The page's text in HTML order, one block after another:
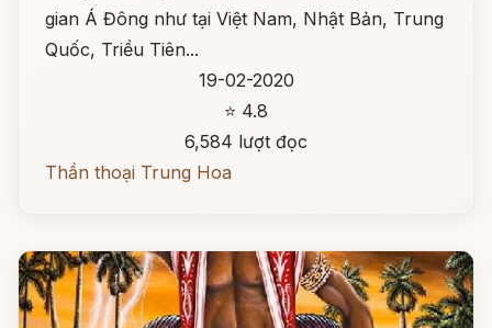
gian Á Đông như tại Việt Nam, Nhật Bản, Trung
Quốc, Triều Tiên...
19-02-2020
⭐ 4.8
6,584 lượt đọc
Thần thoại Trung Hoa